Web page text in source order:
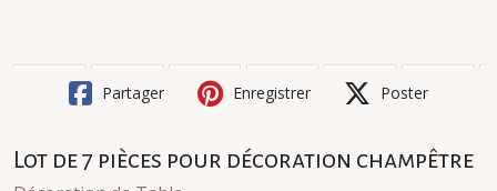
Partager Enregistrer Poster
Lot de 7 pièces pour décoration champêtre